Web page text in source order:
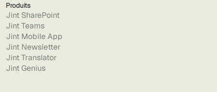
Produits
Jint SharePoint
Jint Teams
Jint Mobile App
Jint Newsletter
Jint Translator
Jint Genius